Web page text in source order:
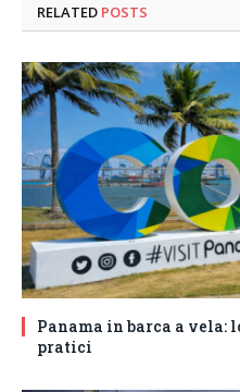
RELATED POSTS
Panama in barca a vela:
pratici